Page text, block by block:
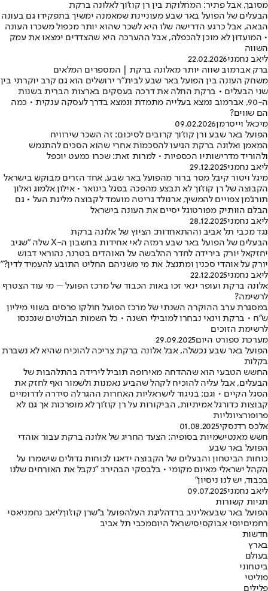
מסובך, אבל פתיר: המחלוקת בין רן קוז'וך לאלונה ברקת
הבעלים של הפועל באר שבע מעוניינת שמאמנה ימשיך בתפקידו גם בעונה
הבאה, אבל כרגע הדרישה שלו היא לשכר שהוא יותר מכפול משכרו העונה
• המועדון לא מוכן להכפלה, אבל ההערכה היא שהצדדים ימצאו את עמק
השווה
ליאב נחמני22.02.2026
ברק אברמוב שווה יותר מאלונה ברקת | המספרים המלאים
משחק העונה בין הפועל באר שבע לבית"ר ירושלים הוא גם קרב יוקרתי בין
שני הבעלים • ברקת החלה את דרכה בעסקים בארצות הברית בשנות
ה-90, אברמוב נמצא בעלייה מתמדת ונמצא בדרך לעסקה ענקית • כמה
הם שווים?
מיכאל וייסרמן09.02.2026
הפועל באר שבע ורן קוז'וך קרובים לסיכום: זה השכר שירוויח
המאמן ואלונה ברקת הגיעו להסכמות אחרי שהוא הסכים להתגמש
ולהוריד מדרישותיו הכספיות • למרות זאת: שכרו כמעט יוכפל
ליאב נחמני29.12.2025
מיגל ויטור קיבל מסר ברור מהפועל באר שבע, אחד הזרים מבוקש בישראל
הקבוצה של רן קוז'וך לא תבצע מהפכה בסגל בינואר • אילון אלמוג ואלון
תורג'מן צפויים להמשיך, ארנולד גריטה מועמד לקבוצה מליגת העל • גם
הבלם הוותיק מפורטוגל יסיים את העונה בישראל
ליאב נחמני28.12.2025
נגד מכבי תל אביב וההתאחדות: הציוץ של אלונה ברקת
הבעלים של הפועל באר שבע רמזה לאי אחידות בחשבון ה-X שלה "שגיב
יחזקאל יורק בירידה לחדר ההלבשה על האוהדים בטרנר, נהוראי דבוש
יורק על אוהדי סכנין ומתנצל. את מי משניהם החליט התובע להעמיד לדין?"
ליאב נחמני22.12.2025
אלונה ברקת ועופר ינאי זכו באות הכבוד של מרכז הפועל – מי עוד הצטרף
לרשימה?
במסגרת ערב ההוקרה השנתי של מרכז הפועל חולקו פרסים בשווי מיליון
ש״ח • ברקת וינאי נבחרו למובילי השנה • כל השמות הבולטים שנכנסו
לרשימת הזוכים
מערכת ספורט היום29.09.2025
הפועל באר שבע נכשלה, אבל אלונה ברקת צריכה להוכיח שהיא לא נשברת
בקלות
החשש הטבעי הוא שההדחה מאירופה תוביל לירידה בהתלהבות של
הבעלים, אבל עליה להוכיח לקהל שהביע נאמנות ולשמור ואף לחזק את
הסגל הקיים • וגם: בניגוד לישראליות האחרות ההגרלה סידרה לדרומיים
קבוצות כדורגל אמיתיות, הביקורות על רן קוז'וך לא מופרכות אך גם לא
פרופורציונליות
אלכס רדנסקי01.08.2025
חשש מאנטישמיות בסופיה: הצעד החריג של אלונה ברקת עבור אוהדי
הפועל באר שבע
כוחות הביטחון והבעלים של הקבוצה ידאגו לכוחות גדולים שישמרו על
הקהל ישראלי מאיום מקומי • בלבסקי הבהירו: "נקבל את האורחים שלנו
בכבוד, יש לנו ניסיון"
ליאב נחמני09.07.2025
תגיות קשורות
הפועל באר שבעאליניב ברדהליגת העלהפועל ב''שרן קוז'וךליאב נחמניאסי
רחמיםיוסי אבוקסיסישראל היוםמכבי תל אביב
חדשות
בארץ
בעולם
ביטחוני
פוליטי
פלילים